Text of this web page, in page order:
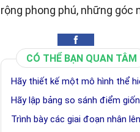
rộng phong phú, những góc
CÓ THỂ BẠN QUAN TÂM
Hãy thiết kế một mô hình thể
Hãy lập bảng so sánh điểm
Trình bày các giai đoạn nhân